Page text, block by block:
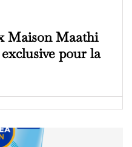
Maison Maathi
pour la